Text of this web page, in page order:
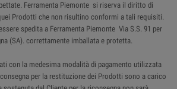
Ferramenta Piemonte si riserva il diritto di
Prodotti che non risultino conformi a tali requisiti.
spedita a Ferramenta Piemonte Via S.S. 91 per
(SA). correttamente imballata e protetta.
con la medesima modalità di pagamento utilizzata
per la restituzione dei Prodotti sono a carico